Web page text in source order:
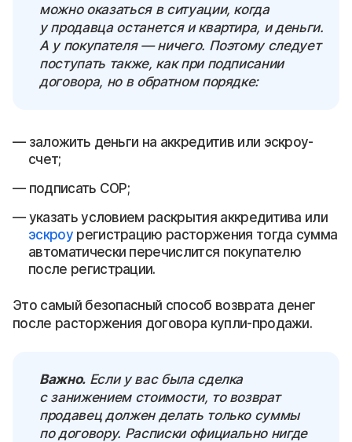
можно оказаться в ситуации, когда
у продавца останется и квартира, и деньги.
А у покупателя — ничего. Поэтому следует
поступать также, как при подписании
договора, но в обратном порядке:
заложить деньги на аккредитив или эскроу-
счет;
подписать СОР;
указать условием раскрытия аккредитива или
эскроурегистрацию расторжения тогда сумма
автоматически перечислится покупателю
после регистрации.
Это самый безопасный способ возврата денег
после расторжения договора купли-продажи.
Важно.Если у вас была сделка
с занижением стоимости, то возврат
продавец должен делать только суммы
по договору. Расписки официально нигде